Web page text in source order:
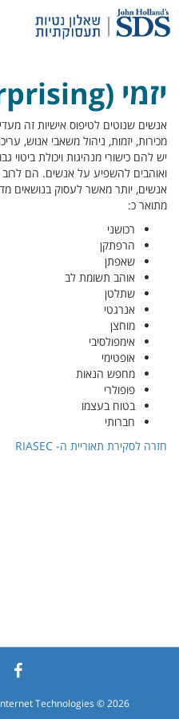
יזמי (Enterprising)
אנשים שנוטים לטיפוס אישיות זה
מכירות, יזמות, ניהול משאבי אנוש,
יש להם כישורי מנהיגות ויכולת ביטוי
ואוהבים להשפיע על אנשים. הם
אנשים, יותר מאשר לעסוק בנושאים
מתואר כ:
רכושני
הרפתקן
שאפתן
אוהב תשומת לב
שתלטן
אנרגטי
מוחצן
אימפולסיבי
אופטימי
מחפש הנאות
פופולרי
בטוח בעצמו
חברותי
חזרה לסקירת תאוריית ה- RIASEC
Technologies © 2026